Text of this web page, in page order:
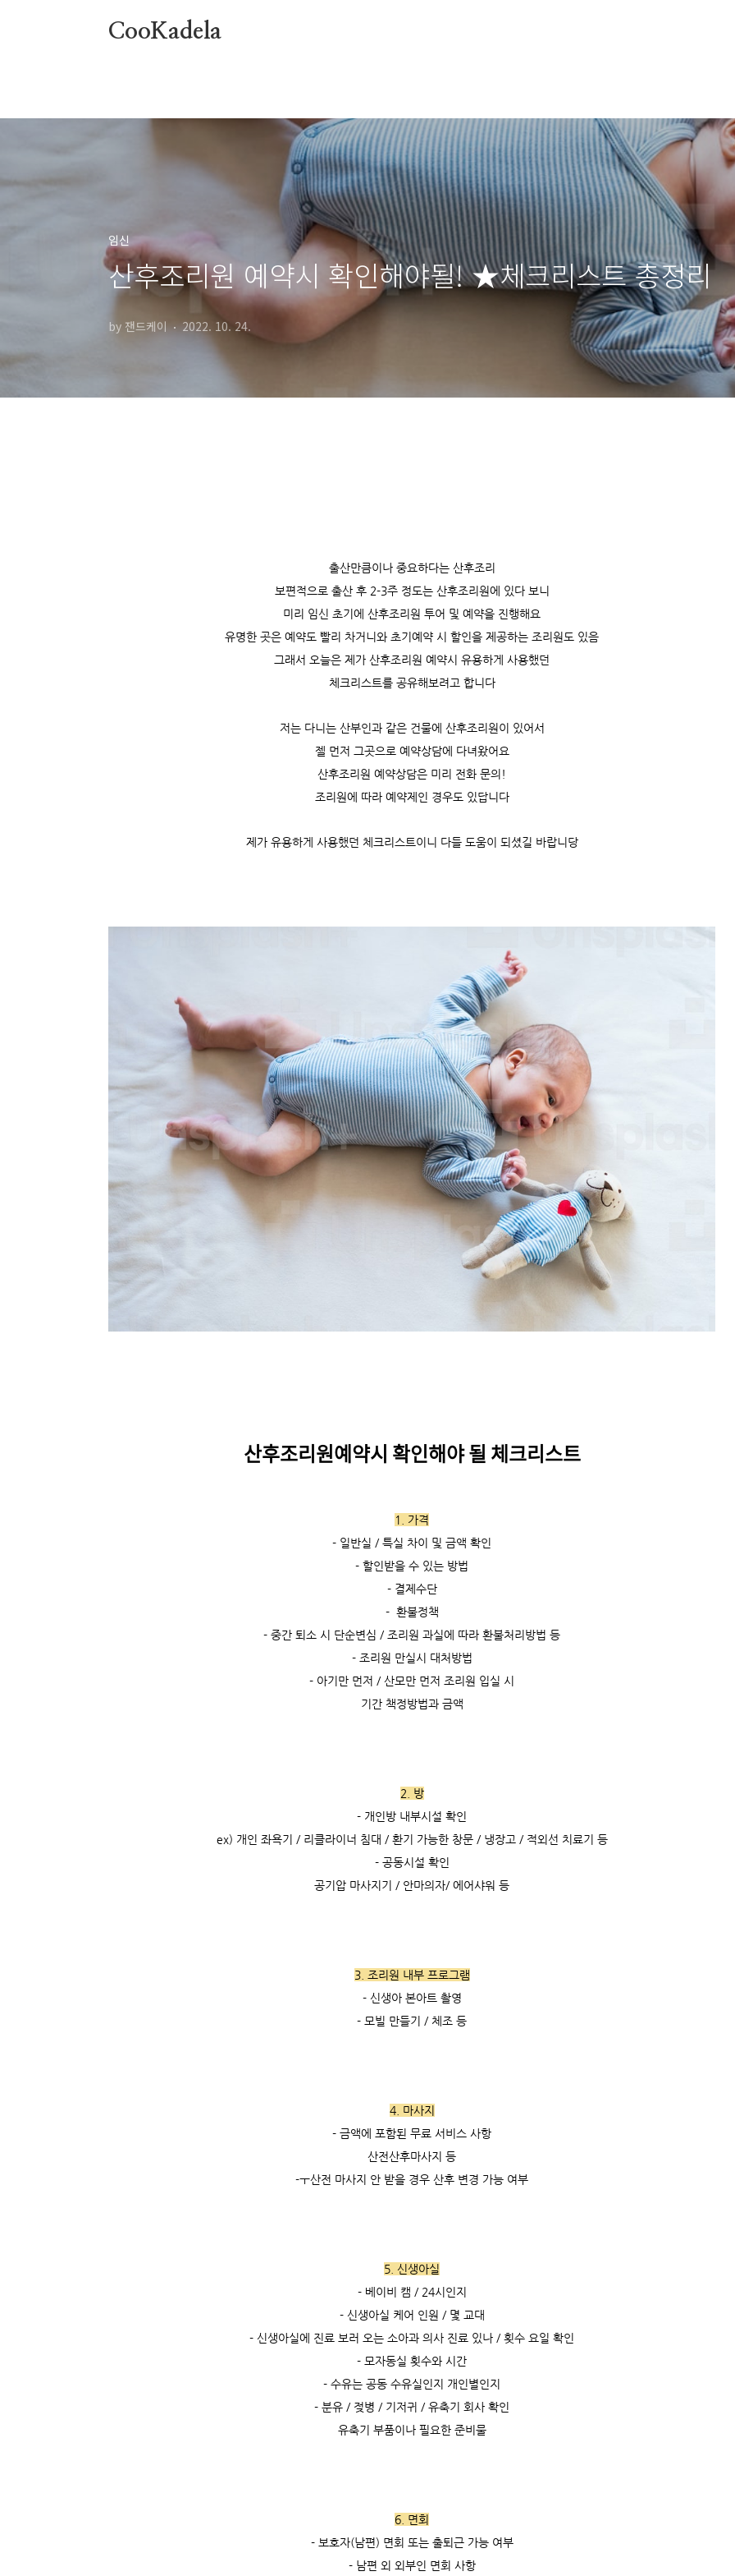
CooKadela
임신
산후조리원 예약시 확인해야될! ★체크리스트 총정리
by 잰드케이 2022. 10. 24.
출산만큼이나 중요하다는 산후조리
보편적으로 출산 후 2-3주 정도는 산후조리원에 있다 보니
미리 임신 초기에 산후조리원 투어 및 예약을 진행해요
유명한 곳은 예약도 빨리 차거니와 초기예약 시 할인을 제공하는 조리원도 있음
그래서 오늘은 제가 산후조리원 예약시 유용하게 사용했던
체크리스트를 공유해보려고 합니다
저는 다니는 산부인과 같은 건물에 산후조리원이 있어서
젤 먼저 그곳으로 예약상담에 다녀왔어요
산후조리원 예약상담은 미리 전화 문의!
조리원에 따라 예약제인 경우도 있답니다
제가 유용하게 사용했던 체크리스트이니 다들 도움이 되셨길 바랍니당
산후조리원예약시 확인해야 될 체크리스트
1. 가격
- 일반실 / 특실 차이 및 금액 확인
- 할인받을 수 있는 방법
- 결제수단
- 환불정책
- 중간 퇴소 시 단순변심 / 조리원 과실에 따라 환불처리방법 등
- 조리원 만실시 대처방법
- 아기만 먼저 / 산모만 먼저 조리원 입실 시
기간 책정방법과 금액
2. 방
- 개인방 내부시설 확인
ex) 개인 좌욕기 / 리클라이너 침대 / 환기 가능한 창문 / 냉장고 / 적외선 치료기 등
- 공동시설 확인
공기압 마사지기 / 안마의자/ 에어샤워 등
3. 조리원 내부 프로그램
- 신생아 본아트 촬영
- 모빌 만들기 / 체조 등
4. 마사지
- 금액에 포함된 무료 서비스 사항
산전산후마사지 등
-ㅜ산전 마사지 안 받을 경우 산후 변경 가능 여부
5. 신생아실
- 베이비 캠 / 24시인지
- 신생아실 케어 인원 / 몇 교대
- 신생아실에 진료 보러 오는 소아과 의사 진료 있나 / 횟수 요일 확인
- 모자동실 횟수와 시간
- 수유는 공동 수유실인지 개인별인지
- 분유 / 젖병 / 기저귀 / 유축기 회사 확인
유축기 부품이나 필요한 준비물
6. 면회
- 보호자(남편) 면회 또는 출퇴근 가능 여부
- 남편 외 외부인 면회 사항